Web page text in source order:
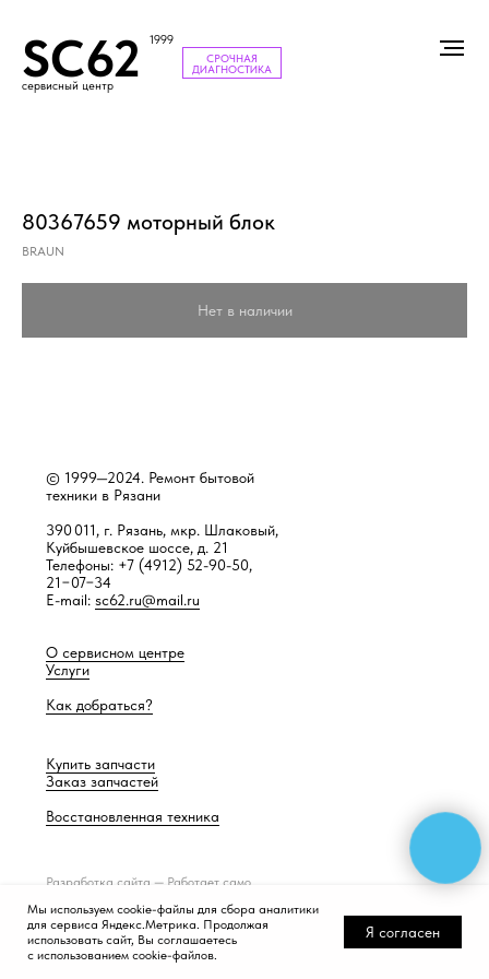
SC62 1999
сервисный центр
СРОЧНАЯ
ДИАГНОСТИКА
80367659 моторный блок
BRAUN
Нет в наличии
Разработка сайта — Работает само
© 1999—2024. Ремонт бытовой
техники в Рязани
390 011, г. Рязань, мкр. Шлаковый,
Куйбышевское шоссе, д. 21
Телефоны: +7 (4912) 52-90-50,
21−07−34
E-mail: sc62.ru@mail.ru
О сервисном центре
Услуги
Как добраться?
Купить запчасти
Заказ запчастей
Восстановленная техника
Мы используем cookie-файлы для сбора аналитики
для сервиса Яндекс.Метрика. Продолжая
использовать сайт, Вы соглашаетесь
с использованием cookie-файлов.
Я согласен